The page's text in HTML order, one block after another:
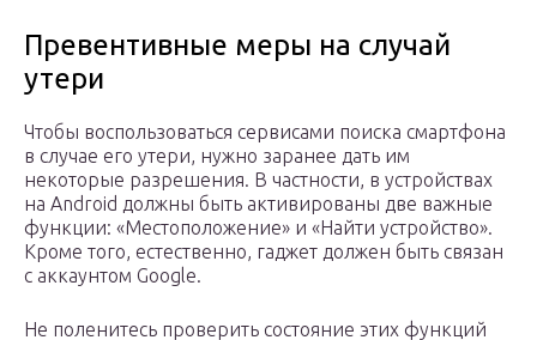
Превентивные меры на случай
утери
Чтобы воспользоваться сервисами поиска смартфона
в случае его утери, нужно заранее дать им
некоторые разрешения. В частности, в устройствах
на Android должны быть активированы две важные
функции: «Местоположение» и «Найти устройство».
Кроме того, естественно, гаджет должен быть связан
с аккаунтом Google.
Не поленитесь проверить состояние этих функций